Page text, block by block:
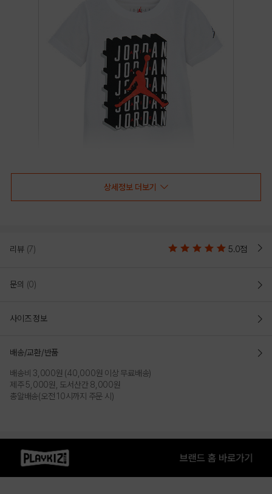
상세정보 더보기
리뷰 (7) 5.0점
문의 (0)
사이즈 정보
배송/교환/반품
배송비 3,000원 (40,000원 이상 무료배송)
제주 5,000원, 도서산간 8,000원
총알배송(오전 10시까지 주문 시)